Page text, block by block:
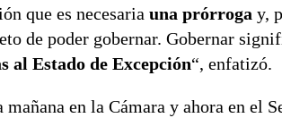
que es necesaria una prórroga y,
de poder gobernar. Gobernar
al Estado de Excepción“, enfatizó.
en la Cámara y ahora en el